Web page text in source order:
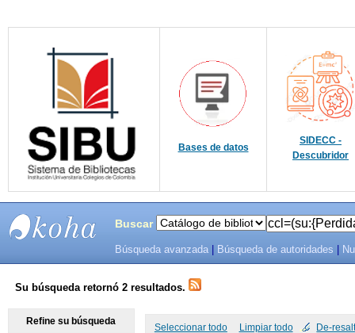
Bases de datos
SIDECC -
Descubridor
SISTEMAS
DE
Buscar
Búsqueda avanzada Búsqueda de autoridades
Su búsqueda retornó 2 resultados.
Seleccionar todo Limpiar todo De-
Refine su búsqueda